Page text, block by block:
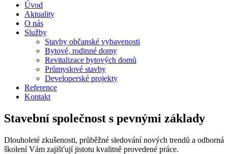
Úvod
Aktuality
O nás
Služby
Stavby občanské vybavenosti
Bytové, rodinné domy
Revitalizace bytových domů
Průmyslové stavby
Developerské projekty
Reference
Kontakt
Stavební společnost s pevnými základy
Dlouholeté zkušenosti, průběžné sledování nových trendů a odborná
školení Vám zajišťují jistotu kvalitně provedené práce.